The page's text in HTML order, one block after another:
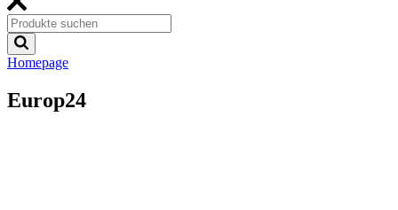
Homepage
Europ24